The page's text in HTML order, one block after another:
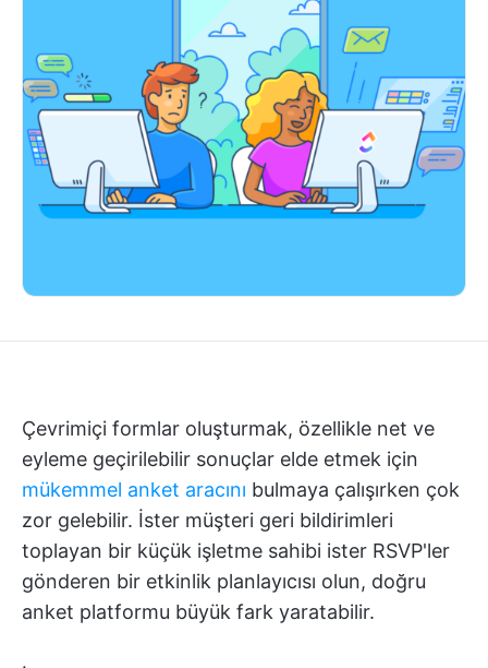
Çevrimiçi formlar oluşturmak, özellikle net ve
eyleme geçirilebilir sonuçlar elde etmek için
mükemmel anket aracını bulmaya çalışırken çok
zor gelebilir. İster müşteri geri bildirimleri
toplayan bir küçük işletme sahibi ister RSVP'ler
gönderen bir etkinlik planlayıcısı olun, doğru
anket platformu büyük fark yaratabilir.